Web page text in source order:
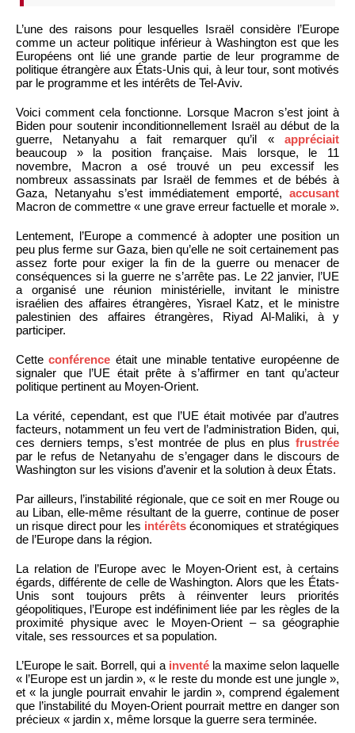
L’une des raisons pour lesquelles Israël considère l’Europe
comme un acteur politique inférieur à Washington est que les
Européens ont lié une grande partie de leur programme de
politique étrangère aux États-Unis qui, à leur tour, sont motivés
par le programme et les intérêts de Tel-Aviv.
Voici comment cela fonctionne. Lorsque Macron s’est joint à
Biden pour soutenir inconditionnellement Israël au début de la
guerre, Netanyahu a fait remarquer qu’il « appréciait
beaucoup » la position française. Mais lorsque, le 11
novembre, Macron a osé trouvé un peu excessif les
nombreux assassinats par Israël de femmes et de bébés à
Gaza, Netanyahu s’est immédiatement emporté, accusant
Macron de commettre « une grave erreur factuelle et morale ».
Lentement, l’Europe a commencé à adopter une position un
peu plus ferme sur Gaza, bien qu’elle ne soit certainement pas
assez forte pour exiger la fin de la guerre ou menacer de
conséquences si la guerre ne s’arrête pas. Le 22 janvier, l’UE
a organisé une réunion ministérielle, invitant le ministre
israélien des affaires étrangères, Yisrael Katz, et le ministre
palestinien des affaires étrangères, Riyad Al-Maliki, à y
participer.
Cetteconférence était une minable tentative européenne de
signaler que l’UE était prête à s’affirmer en tant qu’acteur
politique pertinent au Moyen-Orient.
La vérité, cependant, est que l’UE était motivée par d’autres
facteurs, notamment un feu vert de l’administration Biden, qui,
ces derniers temps, s’est montrée de plus en plus frustrée
par le refus de Netanyahu de s’engager dans le discours de
Washington sur les visions d’avenir et la solution à deux États.
Par ailleurs, l’instabilité régionale, que ce soit en mer Rouge ou
au Liban, elle-même résultant de la guerre, continue de poser
un risque direct pour les intérêtséconomiques et stratégiques
de l’Europe dans la région.
La relation de l’Europe avec le Moyen-Orient est, à certains
égards, différente de celle de Washington. Alors que les États-
Unis sont toujours prêts à réinventer leurs priorités
géopolitiques, l’Europe est indéfiniment liée par les règles de la
proximité physique avec le Moyen-Orient – sa géographie
vitale, ses ressources et sa population.
L’Europe le sait. Borrell, qui a inventéla maxime selon laquelle
« l’Europe est un jardin », « le reste du monde est une jungle »,
et « la jungle pourrait envahir le jardin », comprend également
que l’instabilité du Moyen-Orient pourrait mettre en danger son
précieux « jardin x, même lorsque la guerre sera terminée.